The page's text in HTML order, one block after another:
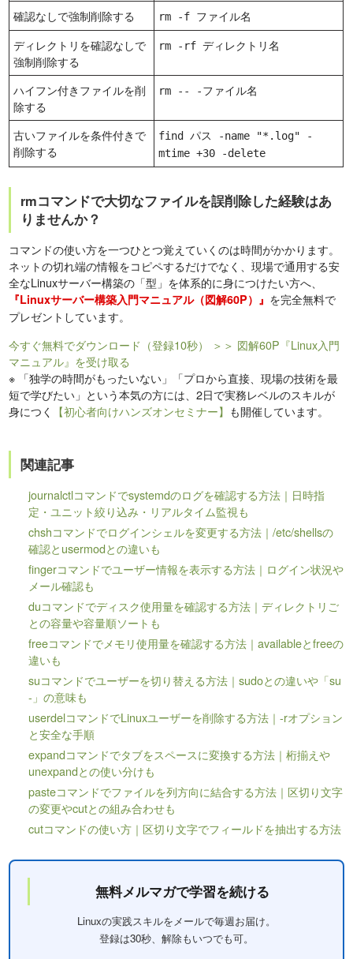
確認なしで強制削除する rm -f ファイル名
ディレクトリを確認なしで
強制削除する
rm -rf ディレクトリ名
ハイフン付きファイルを削
除する
rm -- -ファイル名
古いファイルを条件付きで
削除する
find パス -name "*.log" -
mtime +30 -delete
rmコマンドで大切なファイルを誤削除した経験はあ
りませんか？
コマンドの使い方を一つひとつ覚えていくのは時間がかかります。
ネットの切れ端の情報をコピペするだけでなく、現場で通用する安
全なLinuxサーバー構築の「型」を体系的に身につけたい方へ、
『Linuxサーバー構築入門マニュアル（図解60P）』 を完全無料で
プレゼントしています。
今すぐ無料でダウンロード（登録10秒）
＞＞ 図解60P『Linux入門
マニュアル』を受け取る
※ 「独学の時間がもったいない」「プロから直接、現場の技術を最
短で学びたい」という本気の方には、2日で実務レベルのスキルが
身につく
【初心者向けハンズオンセミナー】 も開催しています。
関連記事
journalctlコマンドでsystemdのログを確認する方法｜日時指
定・ユニット絞り込み・リアルタイム監視も
chshコマンドでログインシェルを変更する方法｜/etc/shellsの
確認とusermodとの違いも
fingerコマンドでユーザー情報を表示する方法｜ログイン状況や
メール確認も
duコマンドでディスク使用量を確認する方法｜ディレクトリご
との容量や容量順ソートも
freeコマンドでメモリ使用量を確認する方法｜availableとfreeの
違いも
suコマンドでユーザーを切り替える方法｜sudoとの違いや「su
-」の意味も
userdelコマンドでLinuxユーザーを削除する方法｜-rオプション
と安全な手順
expandコマンドでタブをスペースに変換する方法｜桁揃えや
unexpandとの使い分けも
pasteコマンドでファイルを列方向に結合する方法｜区切り文字
の変更やcutとの組み合わせも
cutコマンドの使い方｜区切り文字でフィールドを抽出する方法
無料メルマガで学習を続ける
Linuxの実践スキルをメールで毎週お届け。
登録は30秒、解除もいつでも可。